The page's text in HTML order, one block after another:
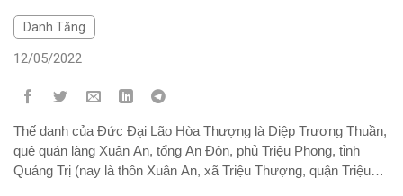
Danh Tăng
12/05/2022
Thế danh của Đức Đại Lão Hòa Thượng là Diệp Trương Thuần,
quê quán làng Xuân An, tổng An Đôn, phủ Triệu Phong, tỉnh
Quảng Trị (nay là thôn Xuân An, xã Triệu Thượng, quận Triệu